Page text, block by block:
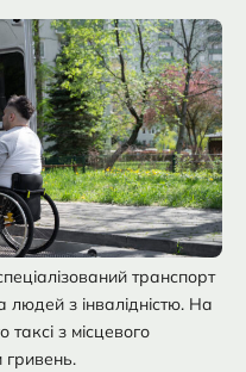
транспорт
з інвалідністю. На
таксі з місцевого